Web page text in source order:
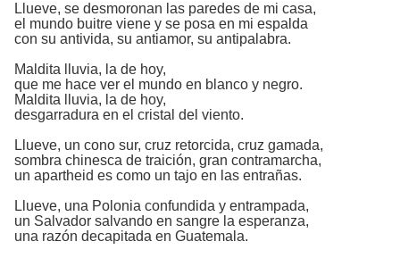
Llueve, se desmoronan las paredes de mi casa,
el mundo buitre viene y se posa en mi espalda
con su antivida, su antiamor, su antipalabra.
Maldita lluvia, la de hoy,
que me hace ver el mundo en blanco y negro.
Maldita lluvia, la de hoy,
desgarradura en el cristal del viento.
Llueve, un cono sur, cruz retorcida, cruz gamada,
sombra chinesca de traición, gran contramarcha,
un apartheid es como un tajo en las entrañas.
Llueve, una Polonia confundida y entrampada,
un Salvador salvando en sangre la esperanza,
una razón decapitada en Guatemala.